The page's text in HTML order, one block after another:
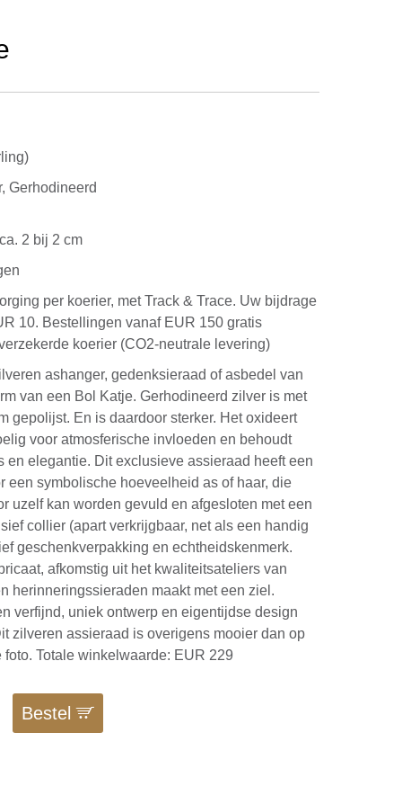
Gerhodineerd
2 bij 2 cm
per koerier, met Track & Trace. Uw bijdrage
10. Bestellingen vanaf EUR 150 gratis
koerier (CO2-neutrale levering)
ashanger, gedenksieraad of asbedel van
van een Bol Katje. Gerhodineerd zilver is met
gepolijst. En is daardoor sterker. Het oxideert
voor atmosferische invloeden en behoudt
en elegantie. Dit exclusieve assieraad heeft een
een symbolische hoeveelheid as of haar, die
uzelf kan worden gevuld en afgesloten met een
collier (apart verkrijgbaar, net als een handig
geschenkverpakking en echtheidskenmerk.
afkomstig uit het kwaliteitsateliers van
herinneringssieraden maakt met een ziel.
verfijnd, uniek ontwerp en eigentijdse design
zilveren assieraad is overigens mooier dan op
foto. Totale winkelwaarde: EUR 229
Bestel